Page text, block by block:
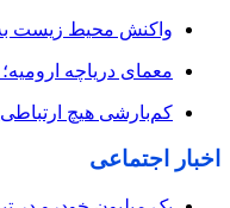
واکنش محیط زیست به
معمای دریاچه ارومیه؛
کم‌بارشی هیچ
اخبار اجتماعی